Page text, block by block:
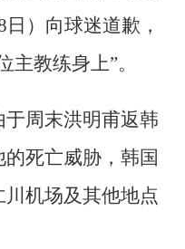
）向球迷道歉，
主教练身上”。
周末洪明甫返韩
死亡威胁，韩国
机场及其他地点